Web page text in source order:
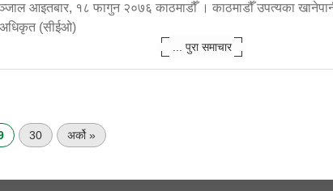
आइतबार, १८ फागुन २०७६ काठमाडौँ । काठमाडौँ उपत्यका
अधिकृत (सीईओ)
... पुरा समाचार
30 अर्को »